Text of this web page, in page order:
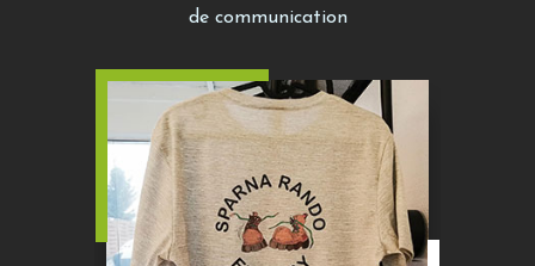
de communication